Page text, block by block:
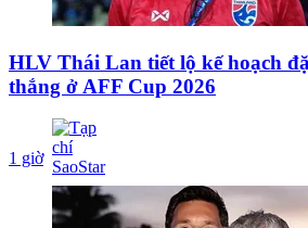
HLV Thái Lan tiết lộ kế hoạch
thắng ở AFF Cup 2026
1 giờ